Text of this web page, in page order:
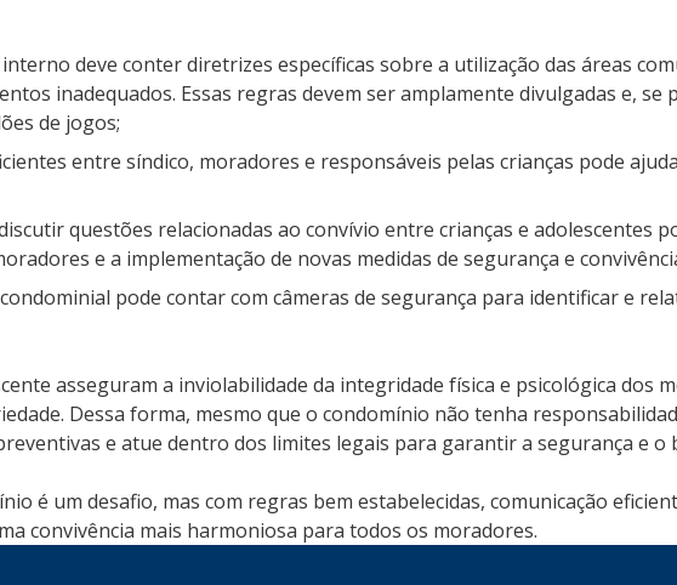
deve conter diretrizes específicas sobre a utilização das áreas
inadequados. Essas regras devem ser amplamente divulgadas e, se
de jogos;
entre síndico, moradores e responsáveis pelas crianças pode
questões relacionadas ao convívio entre crianças e adolescentes
e a implementação de novas medidas de segurança e
pode contar com câmeras de segurança para identificar e
asseguram a inviolabilidade da integridade física e psicológica dos
Dessa forma, mesmo que o condomínio não tenha
e atue dentro dos limites legais para garantir a segurança e o
é um desafio, mas com regras bem estabelecidas, comunicação
convivência mais harmoniosa para todos os moradores.